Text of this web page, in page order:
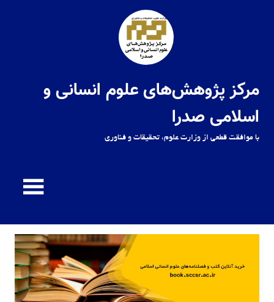
مرکز پژوهش‌های علوم انسانی و
اسلامی صدرا
با موافقت قطعی از وزارت علوم، تحقیقات و فناوری